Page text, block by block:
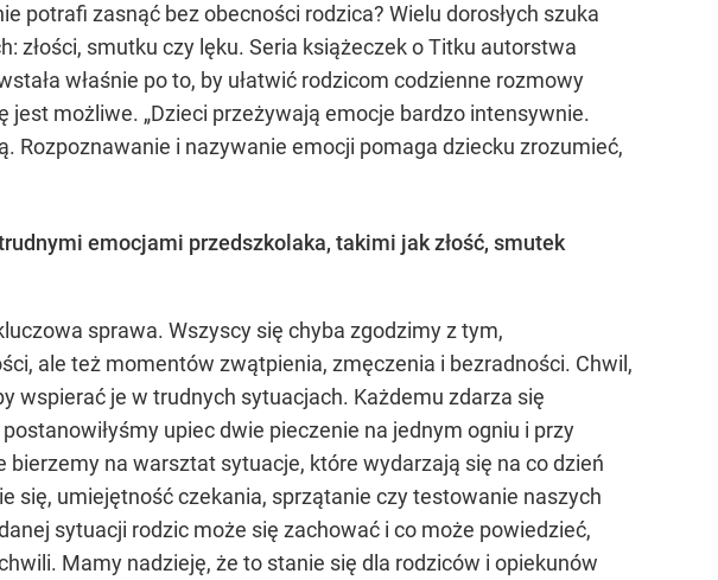
potrafi zasnąć bez obecności rodzica? Wielu dorosłych szuka
złości, smutku czy lęku. Seria książeczek o Titku autorstwa
właśnie po to, by ułatwić rodzicom codzienne rozmowy
możliwe. „Dzieci przeżywają emocje bardzo intensywnie.
Rozpoznawanie i nazywanie emocji pomaga dziecku zrozumieć,
emocjami przedszkolaka, takimi jak złość, smutek
sprawa. Wszyscy się chyba zgodzimy z tym,
ale też momentów zwątpienia, zmęczenia i bezradności. Chwil,
wspierać je w trudnych sytuacjach. Każdemu zdarza się
upiec dwie pieczenie na jednym ogniu i przy
na warsztat sytuacje, które wydarzają się na co dzień
się, umiejętność czekania, sprzątanie czy testowanie naszych
sytuacji rodzic może się zachować i co może powiedzieć,
Mamy nadzieję, że to stanie się dla rodziców i opiekunów